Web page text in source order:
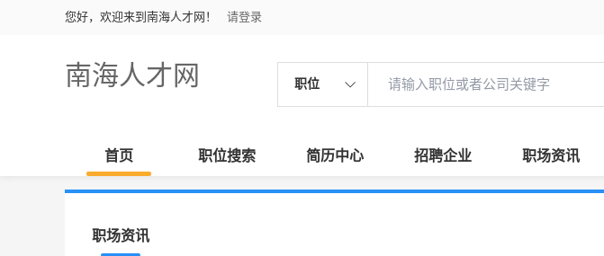
您好，欢迎来到南海人才网！ 请登录
南海人才网 职位
首页 职位搜索 简历中心 招聘企业 职场资讯
职场资讯